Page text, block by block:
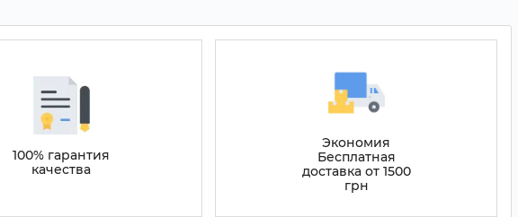
100% гарантия
качества
Экономия
Бесплатная
доставка от 1500
грн